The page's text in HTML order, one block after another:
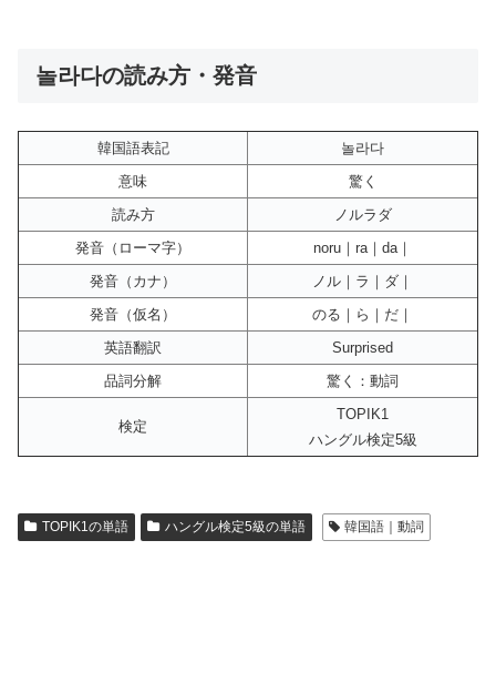
놀라다の読み方・発音
韓国語表記
놀라다
意味
驚く
読み方
ノルラダ
発音（ローマ字）
noru｜ra｜da｜
発音（カナ）
ノル｜ラ｜ダ｜
発音（仮名）
のる｜ら｜だ｜
英語翻訳
Surprised
品詞分解
驚く：動詞
検定
TOPIK1
ハングル検定5級
TOPIK1の単語 ハングル検定5級の単語 韓国語｜動詞